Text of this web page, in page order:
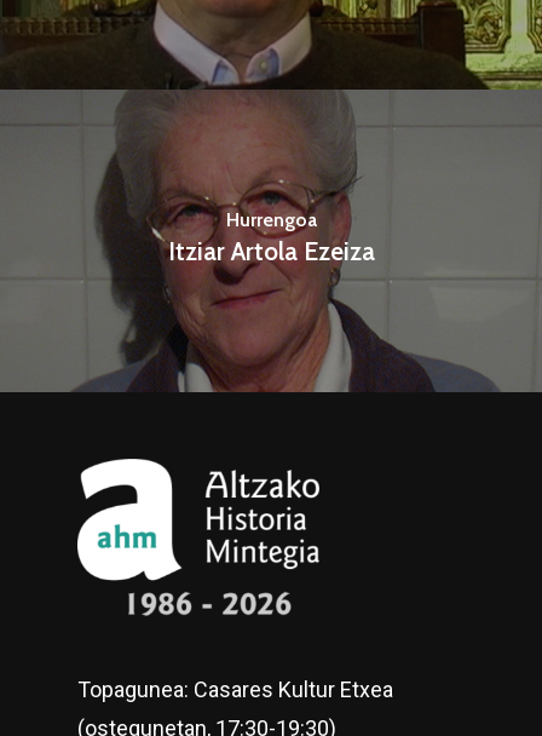
Hurrengoa
Itziar Artola Ezeiza
Topagunea: Casares Kultur Etxea
(ostegunetan, 17:30-19:30)